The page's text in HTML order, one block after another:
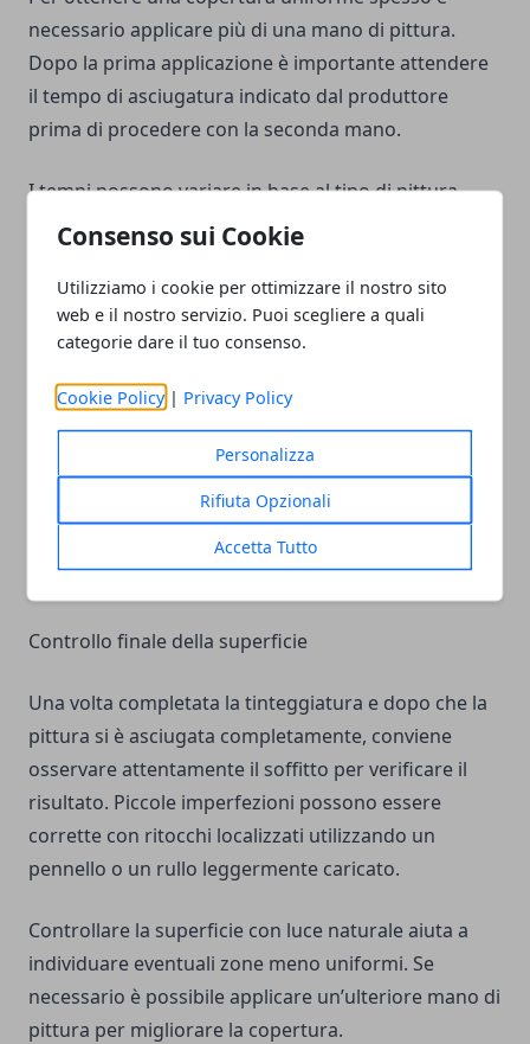
Consenso sui Cookie
Utilizziamo i cookie per ottimizzare il nostro sito
web e il nostro servizio. Puoi scegliere a quali
categorie dare il tuo consenso.
Cookie Policy | Privacy Policy
Personalizza
Rifiuta Opzionali
Accetta Tutto
necessario applicare più di una mano di pittura.
Dopo la prima applicazione è importante attendere
il tempo di asciugatura indicato dal produttore
prima di procedere con la seconda mano.
I tempi possono variare in base al tipo di pittura
utilizzata, alla temperatura dell’ambiente e al livello
pitture per interni richiedono alcune ore per
asciugarsi completamente.
Applicare una seconda mano troppo presto
potrebbe compromettere la distribuzione del colore
e creare differenze visibili sulla superficie.
Rispettare i tempi di asciugatura consente alla
pittura di stabilizzarsi e migliorare l’aspetto finale del
soffitto.
Controllo finale della superficie
Una volta completata la tinteggiatura e dopo che la
pittura si è asciugata completamente, conviene
osservare attentamente il soffitto per verificare il
risultato. Piccole imperfezioni possono essere
corrette con ritocchi localizzati utilizzando un
pennello o un rullo leggermente caricato.
Controllare la superficie con luce naturale aiuta a
individuare eventuali zone meno uniformi. Se
necessario è possibile applicare un’ulteriore mano di
pittura per migliorare la copertura.